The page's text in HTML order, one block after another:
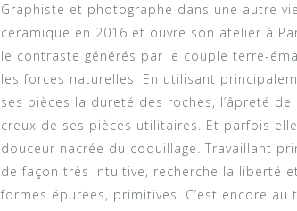
Graphiste et photographe dans une autre
céramique en 2016 et ouvre son atelier à
le contraste générés par le couple terre-
les forces naturelles. En utilisant
ses pièces la dureté des roches, l’âpreté
creux de ses pièces utilitaires. Et parfois
douceur nacrée du coquillage. Travaillant
de façon très intuitive, recherche la liberté
formes épurées, primitives. C’est encore au